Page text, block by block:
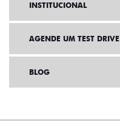
INSTITUCIONAL
AGENDE UM TEST DRIVE
BLOG